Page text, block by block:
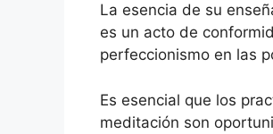
La esencia de su
es un acto de
perfeccionismo en las
Es esencial que los
meditación son